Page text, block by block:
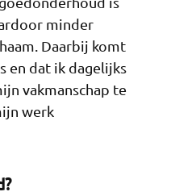
minder
Daarbij komt
en dat ik dagelijks
vakmanschap te
werk